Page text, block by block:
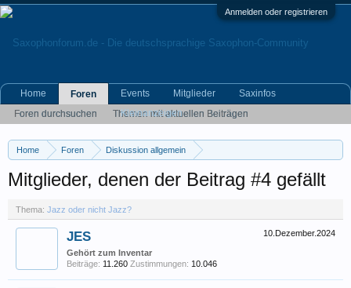
Anmelden oder registrieren
Home Foren
Diskussion allgemein
Mitglieder, denen der Beitrag #4 gefällt
Thema: Jazz oder nicht Jazz?
10.Dezember.2024
JES
Gehört zum Inventar
Beiträge: 11.260 Zustimmungen: 10.046
Home
Foren
Foren durchsuchen
Themen mit aktuellen Beiträgen
Events Mitglieder
Saxinfos
Kleinanzeigen